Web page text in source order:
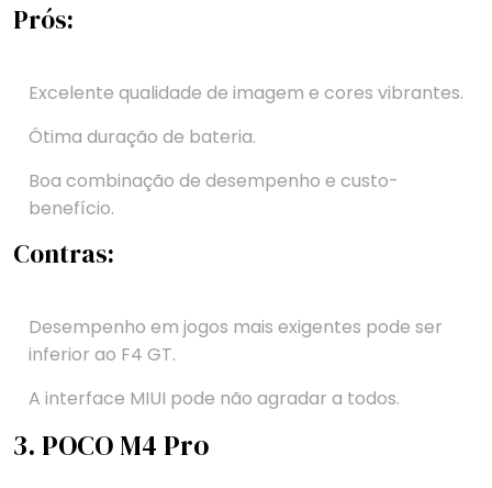
Prós:
Excelente qualidade de imagem e cores vibrantes.
Ótima duração de bateria.
Boa combinação de desempenho e custo-
benefício.
Contras:
Desempenho em jogos mais exigentes pode ser
inferior ao F4 GT.
A interface MIUI pode não agradar a todos.
3. POCO M4 Pro